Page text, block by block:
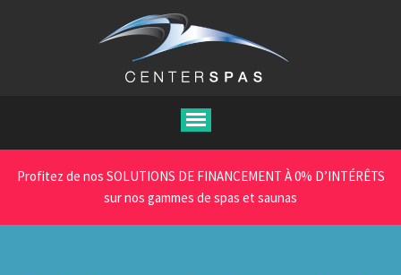
Profitez de nos SOLUTIONS DE FINANCEMENT À 0% D’INTÉRÊTS
sur nos gammes de spas et saunas